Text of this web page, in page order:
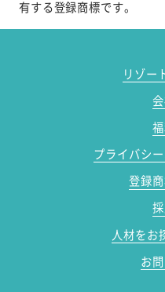
有する登録商標です。
リゾー
プライバシ
登録
人材をお
お